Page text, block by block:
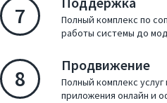
7
Полный комплекс по
работы системы до
8 Продвижение
Полный комплекс
приложения онлайн и